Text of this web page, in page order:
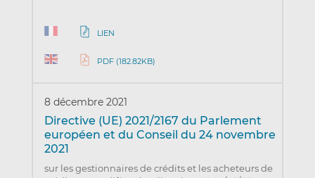
LIEN
PDF (182.82KB)
8 décembre 2021
Directive (UE) 2021/2167 du Parlement
européen et du Conseil du 24 novembre
2021
sur les gestionnaires de crédits et les acheteurs de